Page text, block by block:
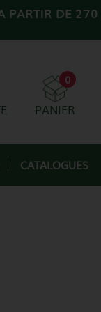
PARTIR DE 270
0
PANIER
CATALOGUES